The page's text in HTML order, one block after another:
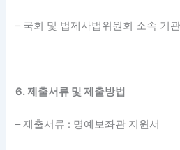
– 국회 및 법제사법위원회 소속 기
6. 제출서류 및 제출방법
– 제출서류 : 명예보좌관 지원서